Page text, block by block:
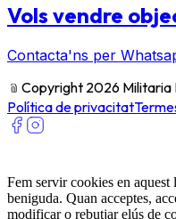
Vols vendre
Contacta'ns per
﹫ Copyright 2026 Militaria
Política de privacitat
Fem servir cookies en
beniguda. Quan acceptes,
modificar o rebutjar elús de